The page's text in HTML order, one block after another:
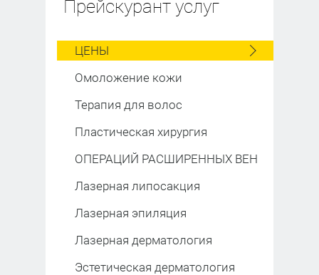
Прейскурант услуг
ЦЕНЫ
Омоложение кожи
Терапия для волос
Пластическая хирургия
ОПЕРАЦИЙ РАСШИРЕННЫХ ВЕН
Лазерная липосакция
Лазерная эпиляция
Лазерная дерматология
Эстетическая дерматология